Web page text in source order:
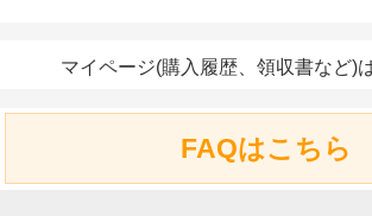
マイページ(購入履歴、領収書など)
FAQはこちら